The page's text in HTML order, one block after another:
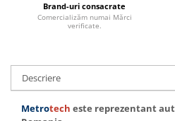
Brand-uri consacrate
Comercializăm numai Mărci
verificate.
Descriere
Metrotech este reprezentant